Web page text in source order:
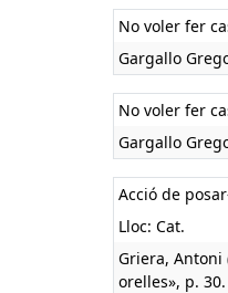
No voler fer
Gargallo
No voler fer
Gargallo
Acció de
Lloc: Cat.
Griera, Antoni
orelles», p.